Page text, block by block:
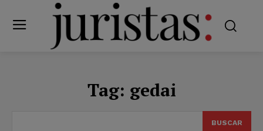
Tag: gedai
BUSCAR